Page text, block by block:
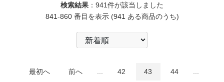
検索結果 ：941件が該当しました
841-860 番目を表示 (941 ある商品のうち)
最初へ 前へ 42 43 44